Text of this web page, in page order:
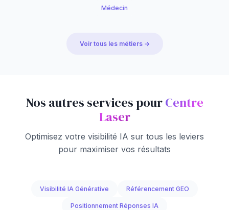
Médecin
Voir tous les métiers →
Nos autres services pourCentre
Laser
Optimisez votre visibilité IA sur tous les leviers
pour maximiser vos résultats
Visibilité IA Générative Référencement GEO
Positionnement Réponses IA